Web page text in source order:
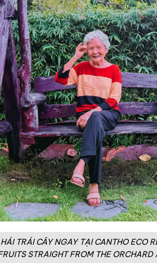
TRÁI CÂY NGAY TẠI CANTHO ECO
STRAIGHT FROM THE